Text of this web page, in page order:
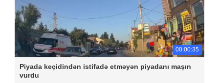
00:00:35
Piyada keçidindən istifadə etməyən piyadanı maşın
vurdu